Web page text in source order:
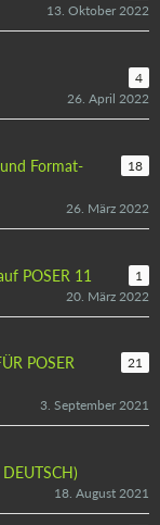
13. Oktober 2022
4
26. April 2022
Format-
18
26. März 2022
POSER 11
1
20. März 2022
POSER
21
3. September 2021
18. August 2021